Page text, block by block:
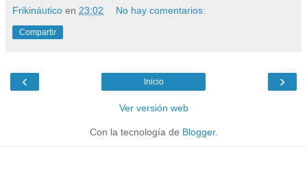
Frikináutico en 23:02 No hay comentarios:
Compartir
‹ ›
Inicio
Ver versión web
Con la tecnología de Blogger.